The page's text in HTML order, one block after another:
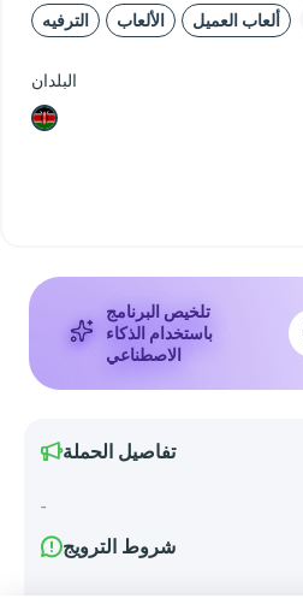
الترفيه الألعاب ألعاب العميل
البلدان
تلخيص البرنامج
باستخدام الذكاء
الاصطناعي
تفاصيل الحملة
-
شروط الترويج